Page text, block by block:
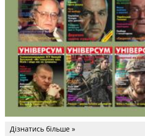
Дізнатись більше »